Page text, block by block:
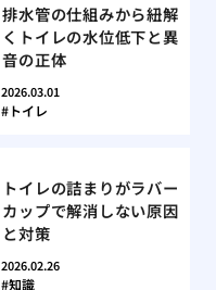
排水管の仕組みから紐解
くトイレの水位低下と異
音の正体
2026.03.01
トイレ
トイレの詰まりがラバー
カップで解消しない原因
と対策
2026.02.26
知識